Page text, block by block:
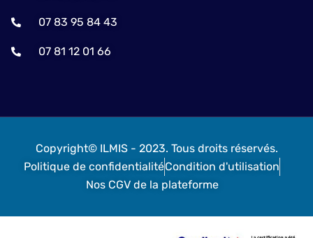
07 83 95 84 43
07 81 12 01 66
Copyright© ILMIS - 2023. Tous droits réservés.
Politique de confidentialitéCondition d'utilisation
Nos CGV de la plateforme